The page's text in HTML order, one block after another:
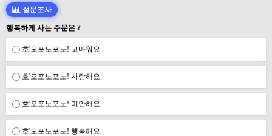
설문조사
행복하게 사는 주문은 ?
호'오포노포노! 고마워요
호'오포노포노! 사랑해요
호'오포노포노! 미안해요
호'오포노포노! 행복해요